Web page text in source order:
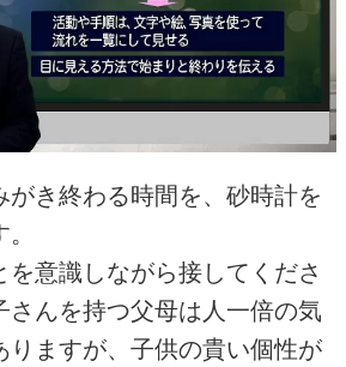
き終わる時間を、砂時計を
意識しながら接してくださ
さんを持つ父母は人一倍の気
りますが、子供の貴い個性が